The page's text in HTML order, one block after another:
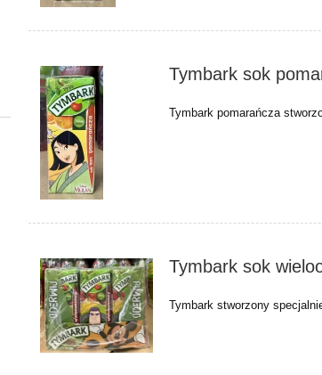
Tymbark sok
Tymbark pomarańcza
Tymbark sok
Tymbark stworzony